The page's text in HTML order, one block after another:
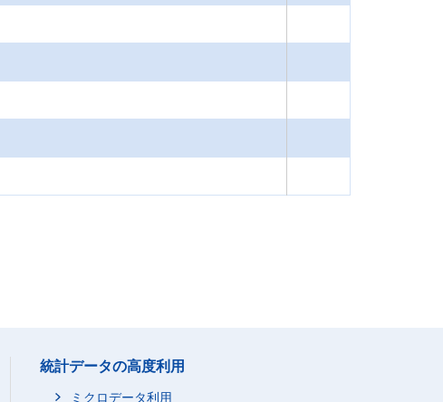
統計データの高度利用
ミクロデータ利用